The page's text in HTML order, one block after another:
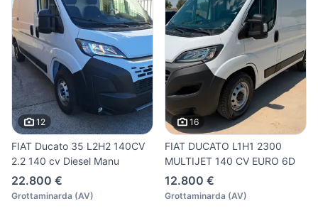
12
FIAT Ducato 35 L2H2 140CV
2.2 140 cv Diesel Manu
22.800 €
Grottaminarda (AV)
16
FIAT DUCATO L1H1 2300
MULTIJET 140 CV EURO 6D
12.800 €
Grottaminarda (AV)